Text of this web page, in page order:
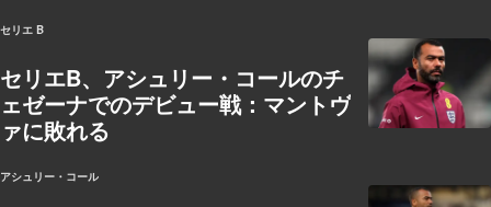
セリエ B
セリエB、アシュリー・コールのチ
ェゼーナでのデビュー戦：マントヴ
ァに敗れる
アシュリー・コール